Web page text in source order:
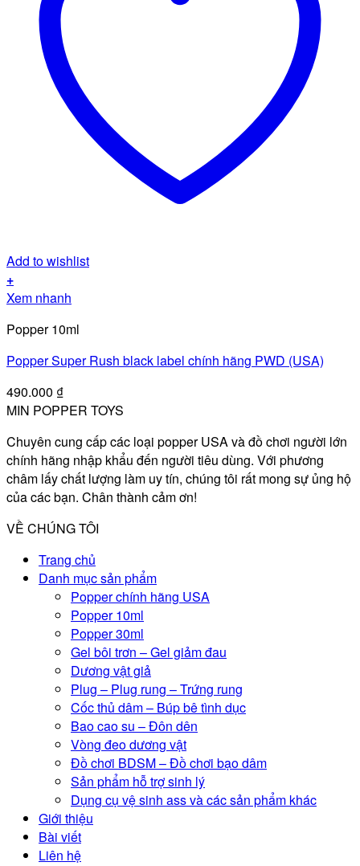
Add to wishlist
+
Xem nhanh
Popper 10ml
Popper Super Rush black label chính hãng PWD (USA)
490.000 ₫
MIN POPPER TOYS
Chuyên cung cấp các loại popper USA và đồ chơi người lớn
chính hãng nhập khẩu đến người tiêu dùng. Với phương
châm lấy chất lượng làm uy tín, chúng tôi rất mong sự ủng hộ
của các bạn. Chân thành cảm ơn!
VỀ CHÚNG TÔI
Trang chủ
Danh mục sản phẩm
Popper chính hãng USA
Popper 10ml
Popper 30ml
Gel bôi trơn – Gel giảm đau
Dương vật giả
Plug – Plug rung – Trứng rung
Cốc thủ dâm – Búp bê tình dục
Bao cao su – Đôn dên
Vòng đeo dương vật
Đồ chơi BDSM – Đồ chơi bạo dâm
Sản phẩm hỗ trợ sinh lý
Dụng cụ vệ sinh ass và các sản phẩm khác
Giới thiệu
Bài viết
Liên hệ